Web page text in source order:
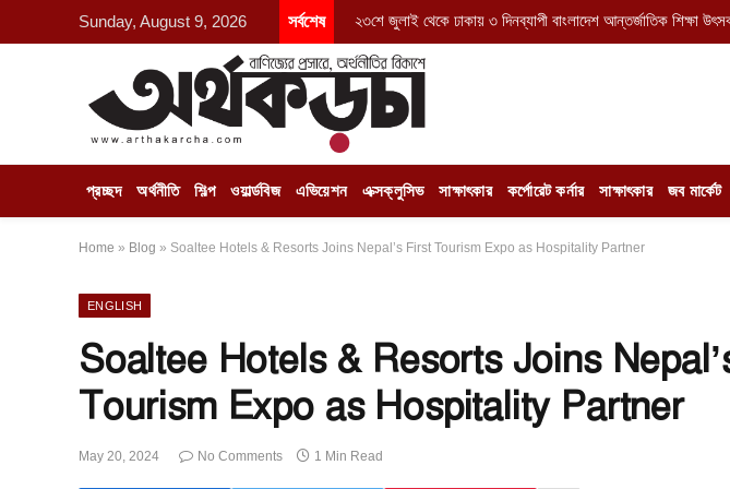
Sunday, August 9, 2026 সর্বশেষ ২৩শে জুলাই থেকে ঢাকায় ৩ দিনব্যাপী বাংলাদেশ আন্তর্জাতিক শিক্ষা
প্রচ্ছদ অর্থনীতি শিল্প ওয়ার্ল্ডবিজ এভিয়েশন এক্সক্লুসিভ সাক্ষাৎকার কর্পোরেট কর্নার সাক্ষাৎকার জব মার্কেট
Home » Blog » Soaltee Hotels & Resorts Joins Nepal’s First Tourism Expo as Hospitality Partner
ENGLISH
Soaltee Hotels & Resorts Joins
Tourism Expo as Hospitality Partner
May 20, 2024 No Comments 1 Min Read